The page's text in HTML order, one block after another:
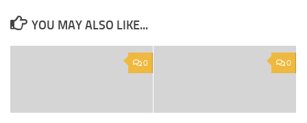
YOU MAY ALSO LIKE...
0 0